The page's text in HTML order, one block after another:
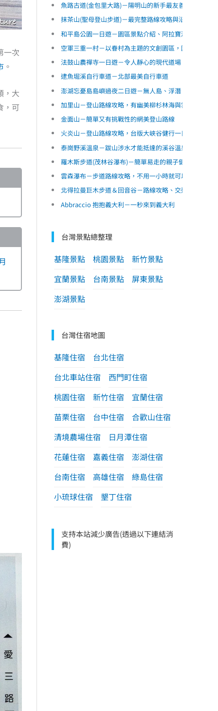
一次
。
，大
，可
魚路古道(金包里大路)－陽明山的新手最友善登山路線
抹茶山(聖母登山步道)－最完整路線攻略與沿路景點介
和平島公園一日遊－園區景點介紹、阿拉寶灣導覽、海
空軍三重一村－以眷村為主題的文創園區，園區介紹、
法鼓山農禪寺一日遊－令人靜心的現代道場，附近美食
逮魚堀溪自行車道－北部最美自行車道
澎湖忘憂島島嶼過夜二日遊－無人島、浮潛、露營、藍
加里山－登山路線攻略，有幽美柳杉林海與雲海的小百
金面山－簡單又有挑戰性的網美登山路線
火炎山－登山路線攻略，台版大峽谷健行一日遊
泰崗野溪溫泉－跋山涉水才能抵達的溪谷溫泉
羅木斯步道(茂林谷瀑布)－簡單易走的親子健行步道
雲森瀑布－步道路線攻略，不用一小時就可以抵達的網
北得拉曼巨木步道＆回音谷－路線攻略、交通規劃，毛
Abbraccio 抱抱義大利－一秒來到義大利
台灣景點總整理
基隆景點 桃園景點
新竹景點
宜蘭景點
台南景點
屏東景點
澎湖景點
台灣住宿地圖
基隆住宿
台北住宿
台北車站住宿
西門町住宿
桃園住宿
新竹住宿
宜蘭住宿
苗栗住宿
台中住宿
合歡山住宿
清境農場住宿
日月潭住宿
花蓮住宿
嘉義住宿
澎湖住宿
台南住宿
高雄住宿
綠島住宿
小琉球住宿
墾丁住宿
支持本站減少廣告(透過以下連結消
費)